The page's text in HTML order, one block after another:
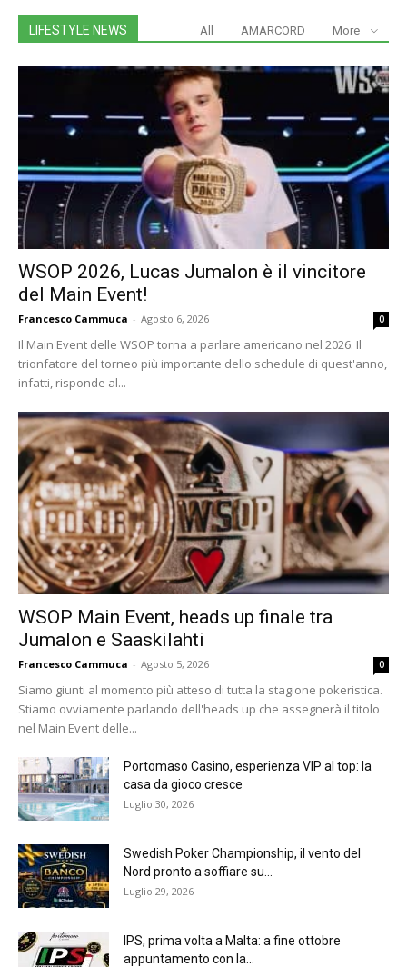
LIFESTYLE NEWS All AMARCORD More
WSOP 2026, Lucas Jumalon è il vincitore
del Main Event!
Francesco Cammuca - Agosto 6, 2026 0
Il Main Event delle WSOP torna a parlare americano nel 2026. Il
trionfatore del torneo più importante dello schedule di quest'anno,
infatti, risponde al...
WSOP Main Event, heads up finale tra
Jumalon e Saaskilahti
Francesco Cammuca - Agosto 5, 2026 0
Siamo giunti al momento più atteso di tutta la stagione pokeristica.
Stiamo ovviamente parlando dell'heads up che assegnerà il titolo
nel Main Event delle...
Portomaso Casino, esperienza VIP al top: la
casa da gioco cresce
Luglio 30, 2026
Swedish Poker Championship, il vento del
Nord pronto a soffiare su...
Luglio 29, 2026
IPS, prima volta a Malta: a fine ottobre
appuntamento con la...